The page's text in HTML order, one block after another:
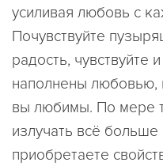
усиливая любовь с
Почувствуйте
радость, чувствуйте
наполнены любовью,
вы любимы. По мере
излучать всё
приобретаете